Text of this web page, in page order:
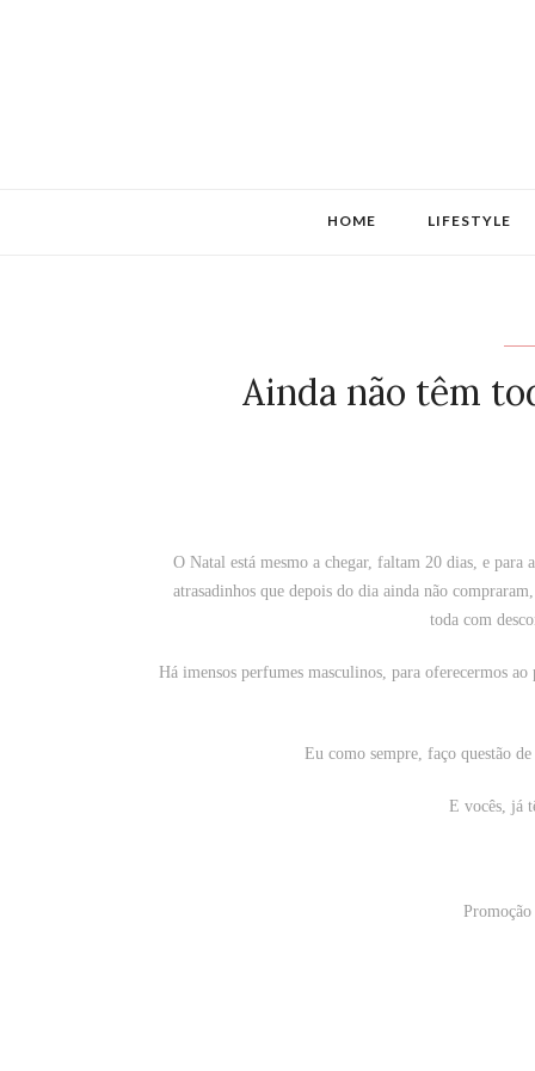
HOME LIFESTYLE
Ainda não têm
O Natal está mesmo a chegar, faltam 20 dias, e para
atrasadinhos que depois do dia ainda não
toda com
Há imensos perfumes masculinos, para oferecermos
Eu como sempre, faço questão
E vocês, já